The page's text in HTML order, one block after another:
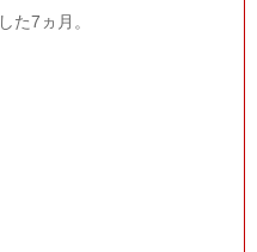
た7 ヵ月。